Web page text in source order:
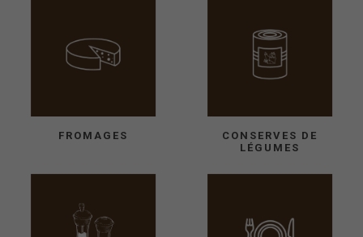
FROMAGES
CONSERVES DE
LÉGUMES